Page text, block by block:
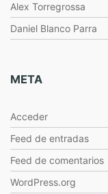
Alex Torregrossa
Daniel Blanco Parra
META
Acceder
Feed de entradas
Feed de comentarios
WordPress.org